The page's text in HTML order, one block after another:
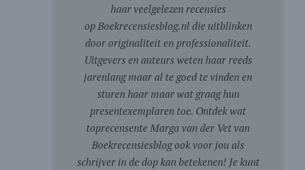
haar veelgelezen recensies
op Boekrecensiesblog.nl die uitblinken
door originaliteit en professionaliteit.
Uitgevers en auteurs weten haar reeds
jarenlang maar al te goed te vinden en
sturen haar maar wat graag hun
presentexemplaren toe. Ontdek wat
toprecensente Marga van der Vet van
Boekrecensiesblog ook voor jou als
schrijver in de dop kan betekenen! Je kunt